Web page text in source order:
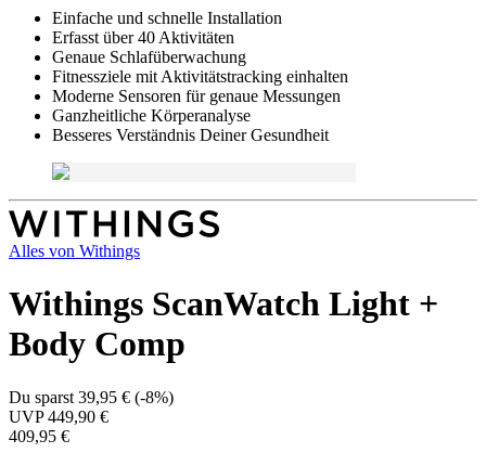
Einfache und schnelle Installation
Erfasst über 40 Aktivitäten
Genaue Schlafüberwachung
Fitnessziele mit Aktivitätstracking einhalten
Moderne Sensoren für genaue Messungen
Ganzheitliche Körperanalyse
Besseres Verständnis Deiner Gesundheit
Alles von Withings
Withings ScanWatch Light +
Body Comp
Du sparst 39,95 € (-8%)
UVP449,90 €
409,95 €